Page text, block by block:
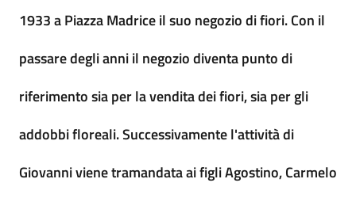
1933 a Piazza Madrice il suo negozio di fiori. Con il
passare degli anni il negozio diventa punto di
riferimento sia per la vendita dei fiori, sia per gli
addobbi floreali. Successivamente l'attività di
Giovanni viene tramandata ai figli Agostino, Carmelo